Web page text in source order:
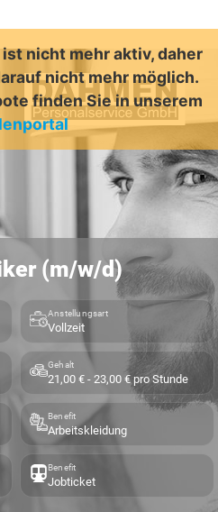
nicht mehr aktiv, daher
nicht mehr möglich.
finden Sie in unserem
(m/w/d)
Anstellungsart
Vollzeit
Gehalt
21,00 € - 23,00 € pro Stunde
Benefit
Arbeitskleidung
Benefit
Jobticket